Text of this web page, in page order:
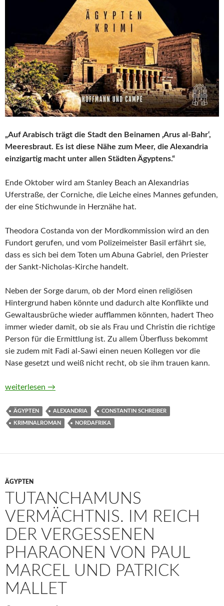
„Auf Arabisch trägt die Stadt den Beinamen ‚Arus al-Bahr‘,
Meeresbraut. Es ist diese Nähe zum Meer, die Alexandria
einzigartig macht unter allen Städten Ägyptens.“
Ende Oktober wird am Stanley Beach an Alexandrias
Uferstraße, der Corniche, die Leiche eines Mannes gefunden,
der eine Stichwunde in Herznähe hat.
Theodora Costanda von der Mordkommission wird an den
Fundort gerufen, und vom Polizeimeister Basil erfährt sie,
dass es sich bei dem Toten um Abuna Gabriel, den Priester
der Sankt-Nicholas-Kirche handelt.
Neben der Sorge darum, ob der Mord einen religiösen
Hintergrund haben könnte und dadurch alte Konflikte und
Gewaltausbrüche wieder aufflammen könnten, hadert Theo
immer wieder damit, ob sie als Frau und Christin die richtige
Person für die Ermittlung ist. Zu allem Überfluss bekommt
sie zudem mit Fadi al-Sawi einen neuen Kollegen vor die
Nase gesetzt und weiß nicht recht, ob sie ihm trauen kann.
Kleopatras Grab. Ägypten-Krimi von Constantin Schreiber
weiterlesen →
ÄGYPTEN ALEXANDRIA CONSTANTIN SCHREIBER
KRIMINALROMAN NORDAFRIKA
ÄGYPTEN
TUTANCHAMUNS
VERMÄCHTNIS. IM REICH
DER VERGESSENEN
PHARAONEN VON PAUL
MARCEL UND PATRICK
MALLET